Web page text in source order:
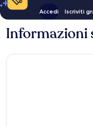
Accedi Iscriviti
Informazioni